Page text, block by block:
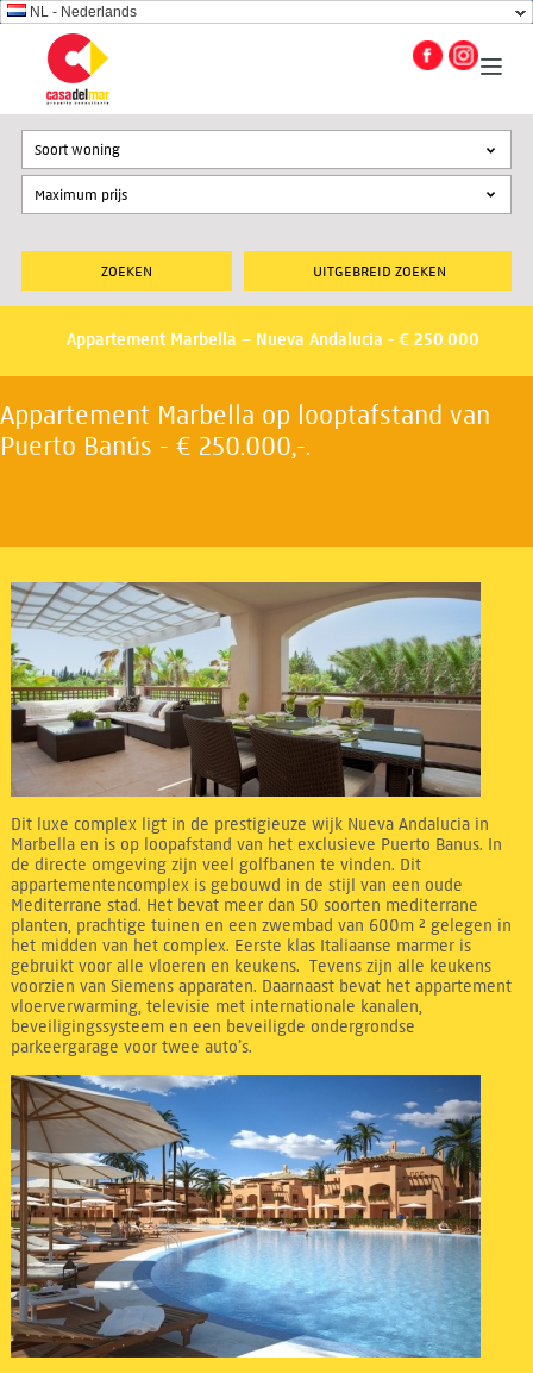
NL - Nederlands
UITGEBREID ZOEKEN
Soort woning
Appartement Marbella – Nueva Andalucia - € 250.000
Appartement Marbella op looptafstand van
Puerto Banús - € 250.000,-.
Dit luxe complex ligt in de prestigieuze wijk Nueva Andalucia in
Marbella en is op loopafstand van het exclusieve Puerto Banus. In
de directe omgeving zijn veel golfbanen te vinden. Dit
appartementencomplex is gebouwd in de stijl van een oude
Mediterrane stad. Het bevat meer dan 50 soorten mediterrane
planten, prachtige tuinen en een zwembad van 600m ² gelegen in
het midden van het complex. Eerste klas Italiaanse marmer is
gebruikt voor alle vloeren en keukens. Tevens zijn alle keukens
voorzien van Siemens apparaten. Daarnaast bevat het appartement
vloerverwarming, televisie met internationale kanalen,
beveiligingssysteem en een beveiligde ondergrondse
parkeergarage voor twee auto’s.